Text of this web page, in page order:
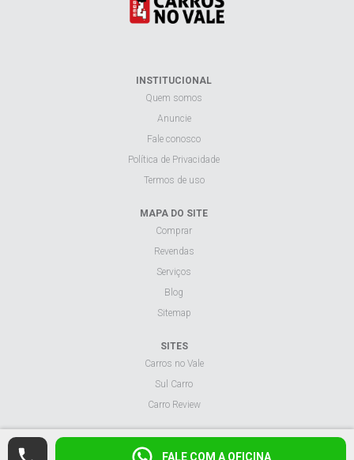
FALE COM A OFICINA
INSTITUCIONAL
Quem somos
Anuncie
Fale conosco
Política de Privacidade
Termos de uso
MAPA DO SITE
Comprar
Revendas
Serviços
Blog
Sitemap
SITES
Carros no Vale
Sul Carro
Carro Review
Visualizar site na versão desktop.